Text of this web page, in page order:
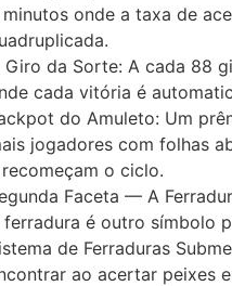
onde a taxa de
.
Giro da Sorte: A cada 88
cada vitória é
do Amuleto: Um
jogadores com folhas
o ciclo.
Faceta — A
ferradura é outro símbolo
de Ferraduras
ao acertar peixes